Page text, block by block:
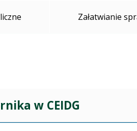
Załatwianie
w CEIDG